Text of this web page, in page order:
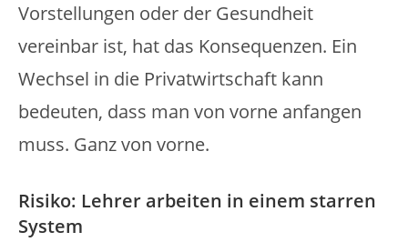
Vorstellungen oder der Gesundheit
vereinbar ist, hat das Konsequenzen. Ein
Wechsel in die Privatwirtschaft kann
bedeuten, dass man von vorne anfangen
muss. Ganz von vorne.
Risiko: Lehrer arbeiten in einem starren
System